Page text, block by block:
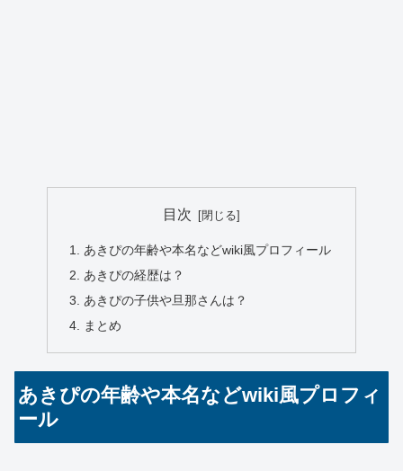
目次
あきぴの年齢や本名などwiki風プロフィール
あきぴの経歴は？
あきぴの子供や旦那さんは？
まとめ
あきぴの年齢や本名などwiki風プロフィ
ール